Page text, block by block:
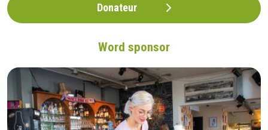
Donateur
Word sponsor